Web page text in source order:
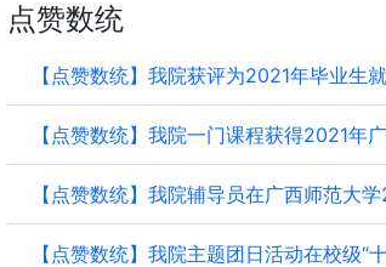
点赞数统
【点赞数统】我院获评为2021年毕业生
【点赞数统】我院一门课程获得2021年
【点赞数统】我院辅导员在广西师范大
【点赞数统】我院主题团日活动在校级“